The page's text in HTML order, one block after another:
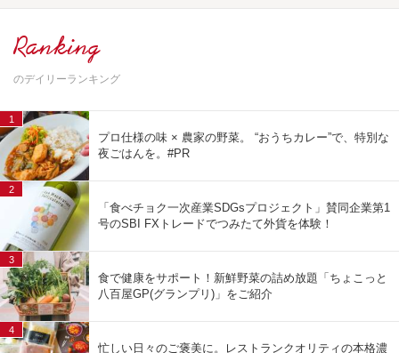
Ranking
のデイリーランキング
プロ仕様の味 × 農家の野菜。 “おうちカレー”で、特別な
夜ごはんを。#PR
1
「食べチョク一次産業SDGsプロジェクト」賛同企業第1
号のSBI FXトレードでつみたて外貨を体験！
2
食で健康をサポート！新鮮野菜の詰め放題「ちょこっと
八百屋GP(グランプリ)」をご紹介
3
忙しい日々のご褒美に。レストランクオリティの本格濃
4